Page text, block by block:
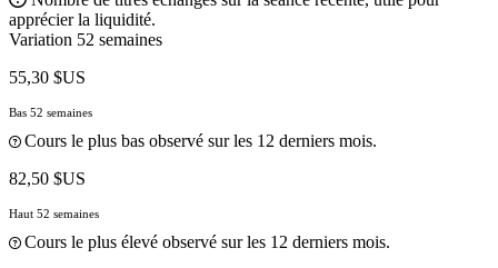
apprécier la liquidité.
Variation 52 semaines
55,30 $US
Bas 52 semaines
Cours le plus bas observé sur les 12 derniers mois.
82,50 $US
Haut 52 semaines
Cours le plus élevé observé sur les 12 derniers mois.